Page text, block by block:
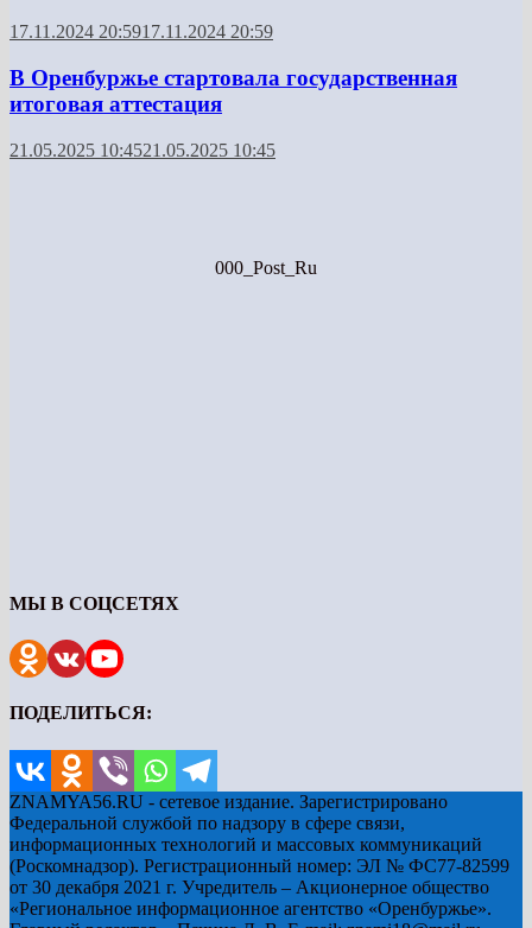
17.11.2024 20:5917.11.2024 20:59
В Оренбуржье стартовала государственная
итоговая аттестация
21.05.2025 10:4521.05.2025 10:45
000_Post_Ru
МЫ В СОЦСЕТЯХ
ПОДЕЛИТЬСЯ:
ZNAMYA56.RU - сетевое издание. Зарегистрировано
Федеральной службой по надзору в сфере связи,
информационных технологий и массовых коммуникаций
(Роскомнадзор). Регистрационный номер: ЭЛ № ФС77-82599
от 30 декабря 2021 г. Учредитель – Акционерное общество
«Региональное информационное агентство «Оренбуржье».